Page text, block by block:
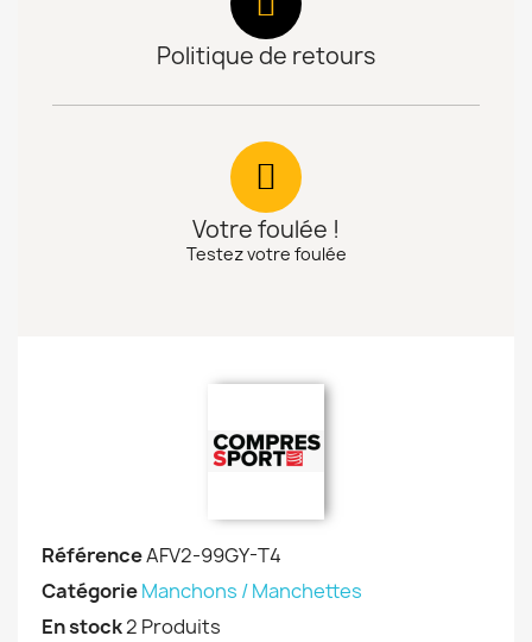
Politique de retours
Votre foulée !
Testez votre foulée
RéférenceAFV2-99GY-T4
CatégorieManchons / Manchettes
En stock2 Produits